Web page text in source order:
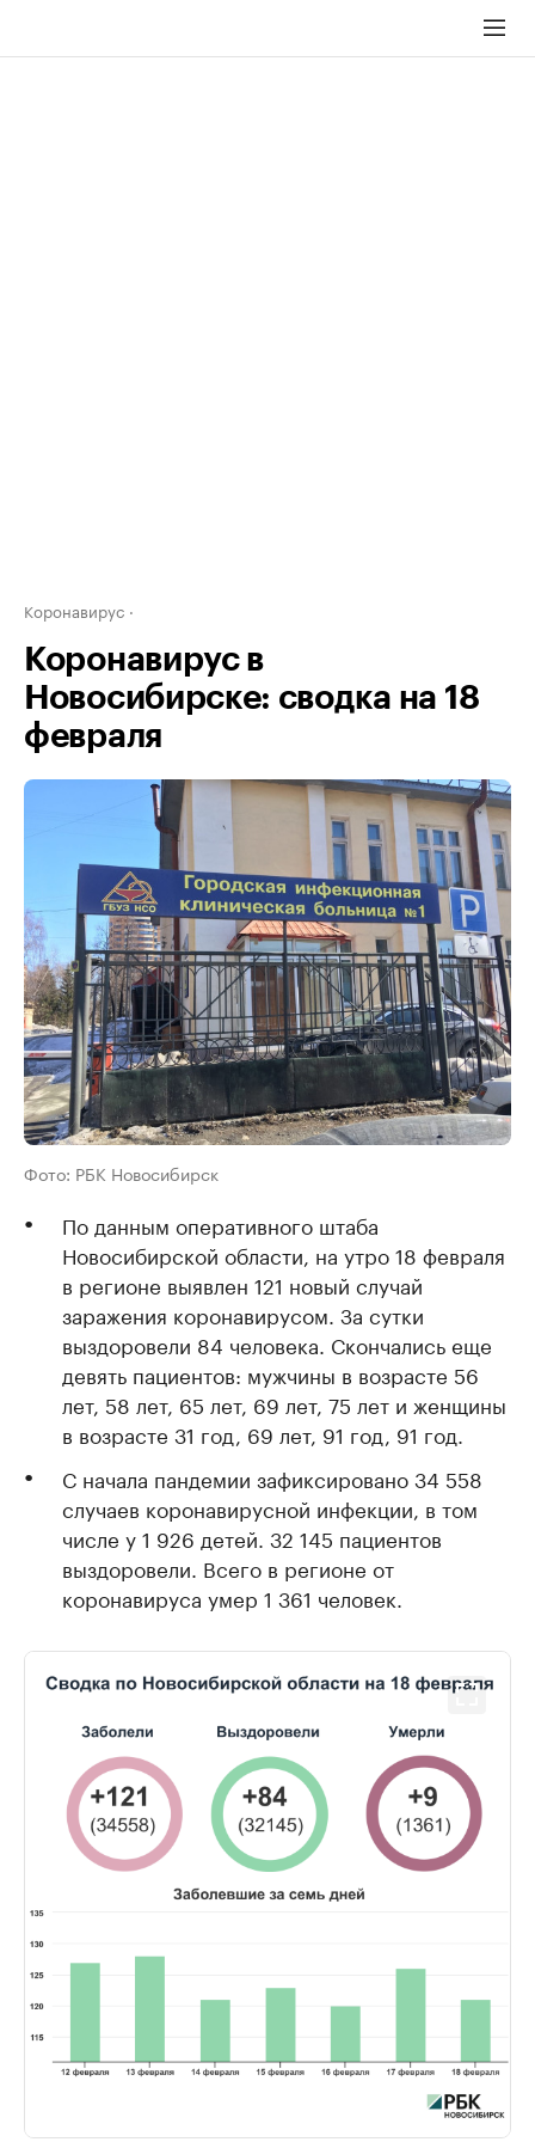
Коронавирус
Коронавирус в
Новосибирске: сводка на 18
февраля
Фото: РБК Новосибирск
По данным оперативного штаба
Новосибирской области, на утро 18 февраля
в регионе выявлен 121 новый случай
заражения коронавирусом. За сутки
выздоровели 84 человека. Скончались еще
девять пациентов: мужчины в возрасте 56
лет, 58 лет, 65 лет, 69 лет, 75 лет и женщины
в возрасте 31 год, 69 лет, 91 год, 91 год.
С начала пандемии зафиксировано 34 558
случаев коронавирусной инфекции, в том
числе у 1 926 детей. 32 145 пациентов
выздоровели. Всего в регионе от
коронавируса умер 1 361 человек.